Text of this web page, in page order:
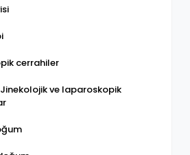
cerrahiler
ve laparoskopik